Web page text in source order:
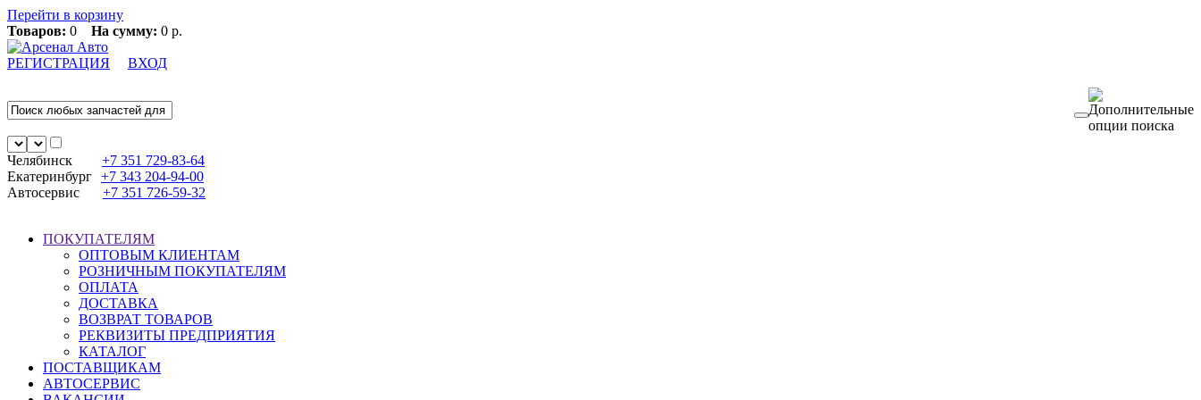
Перейти в корзину
Товаров: 0 На сумму: 0 р.
РЕГИСТРАЦИЯ ВХОД
Челябинск +7 351 729-83-64
Екатеринбург +7 343 204-94-00
Автосервис
+7 351 726-59-32
ПОКУПАТЕЛЯМ
ОПТОВЫМ КЛИЕНТАМ
РОЗНИЧНЫМ ПОКУПАТЕЛЯМ
ОПЛАТА
ДОСТАВКА
ВОЗВРАТ ТОВАРОВ
РЕКВИЗИТЫ ПРЕДПРИЯТИЯ
КАТАЛОГ
ПОСТАВЩИКАМ
АВТОСЕРВИС